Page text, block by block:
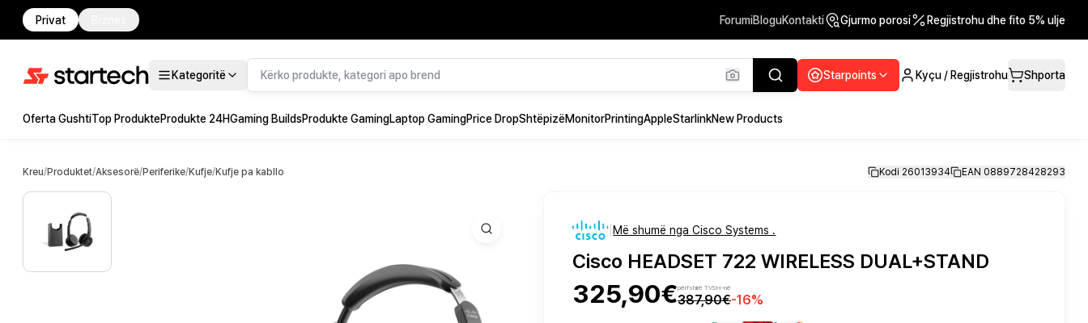
Privat ForumiBloguKontakti Gjurmo porosi Regjistrohu dhe fito 5% ulje
Kategoritë Starpoints Kyçu / Regjistrohu Shporta
Oferta GushtiTop ProdukteProdukte 24HGaming BuildsProdukte GamingLaptop GamingPrice DropShtëpizëMonitorPrintingAppleStarlinkNew Products
Kreu/Produktet/Aksesorë/Periferike/Kufje/Kufje pa kabllo Kodi 26013934 EAN 0889728428293
|Më shumë nga Cisco Systems .
Cisco HEADSET 722 WIRELESS DUAL+STAND
325,90€përfshirë TVSH-në
387,90€-16%